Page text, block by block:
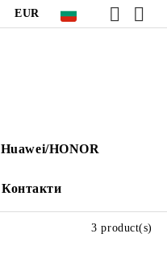
EUR
Huawei/HONOR
Контакти
3 product(s)